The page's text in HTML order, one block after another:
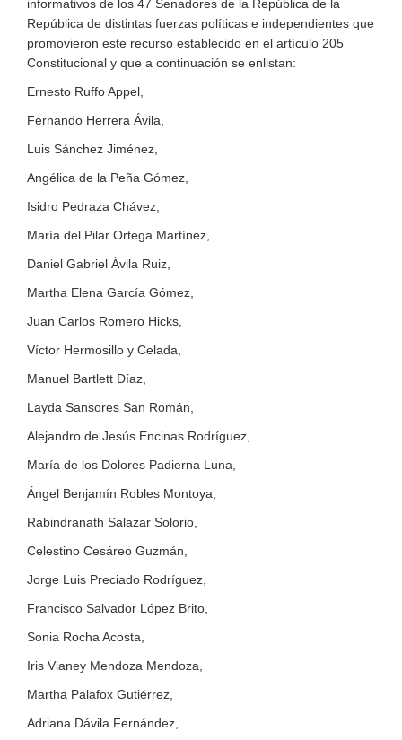
informativos de los 47 Senadores de la República de la
República de distintas fuerzas políticas e independientes que
promovieron este recurso establecido en el artículo 205
Constitucional y que a continuación se enlistan:
Ernesto Ruffo Appel,
Fernando Herrera Ávila,
Luis Sánchez Jiménez,
Angélica de la Peña Gómez,
Isidro Pedraza Chávez,
María del Pilar Ortega Martínez,
Daniel Gabriel Ávila Ruiz,
Martha Elena García Gómez,
Juan Carlos Romero Hicks,
Víctor Hermosillo y Celada,
Manuel Bartlett Díaz,
Layda Sansores San Román,
Alejandro de Jesús Encinas Rodríguez,
María de los Dolores Padierna Luna,
Ángel Benjamín Robles Montoya,
Rabindranath Salazar Solorio,
Celestino Cesáreo Guzmán,
Jorge Luis Preciado Rodríguez,
Francisco Salvador López Brito,
Sonia Rocha Acosta,
Iris Vianey Mendoza Mendoza,
Martha Palafox Gutiérrez,
Adriana Dávila Fernández,